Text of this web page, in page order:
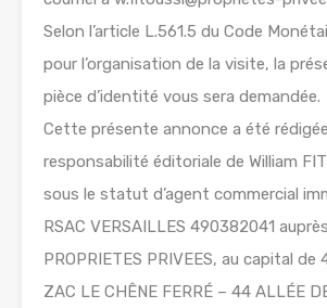
Selon l’article L.561.5 du Code
pour l’organisation de la visite, la
pièce d’identité vous sera demandée.
Cette présente annonce a été
responsabilité éditoriale de William
sous le statut d’agent commercial
RSAC VERSAILLES 490382041
PROPRIETES PRIVEES, au capital de
ZAC LE CHÊNE FERRÉ – 44 ALLÉE